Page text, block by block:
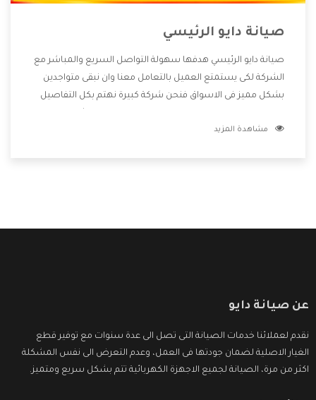
صيانة دايو الرئيسي
صيانة دايو الرئيسي هدفها سهولة التواصل السريع والمباشر مع
الشركة لكى يستمتع العميل بالتعامل معنا وان نبقى متواجدين
بشكل مميز فى الاسواق فنحن شركة كبيرة نهتم بكل التفاصيل
والتى تكون منها خدمة الصيانة التى تكون من أهم الخدمات التى
مشاهدة المزيد
عن صيانة دايو
نقدم لعملائنا خدمات الصيانة التى تصل الى عدة سنوات مع توفير قطع
الغيار الاصلية لضمان جودتها فى العمل، وعدم التعرض الى نفس المشكلة
اكثر من مرة، الصيانة لجميع الاجهزة الكهربائية تتم بشكل سريع ومتميز.